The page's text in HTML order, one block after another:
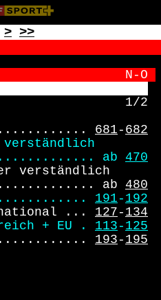
> >>
N-O
1/2
681 - 682
............. ab 470
verständlich
............. ab 480
191 - 192
... 127 - 134
+ EU . 113 - 125
193 - 195